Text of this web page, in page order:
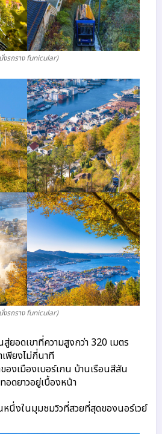
งรถราง funicular)
งรถราง funicular)
ยอดเขาที่ความสูงกว่า 320 เมตร
เพียงไม่กี่นาที
องเมืองเบอร์เกน บ้านเรือนสีสัน
อดยาวอยู่เบื้องหน้า
หนึ่งในมุมชมวิวที่สวยที่สุดของนอร์เวย์